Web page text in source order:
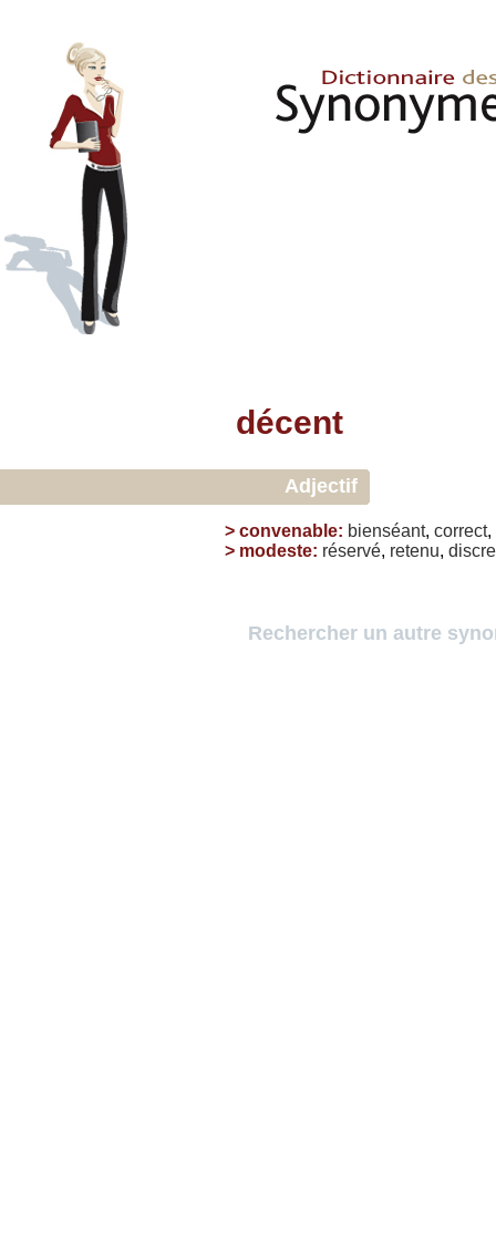
décent
Adjectif
> convenable: bienséant, correct,
> modeste: réservé, retenu,
Rechercher un autre